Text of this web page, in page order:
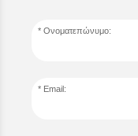
Ονοματεπώνυμο:
Email: